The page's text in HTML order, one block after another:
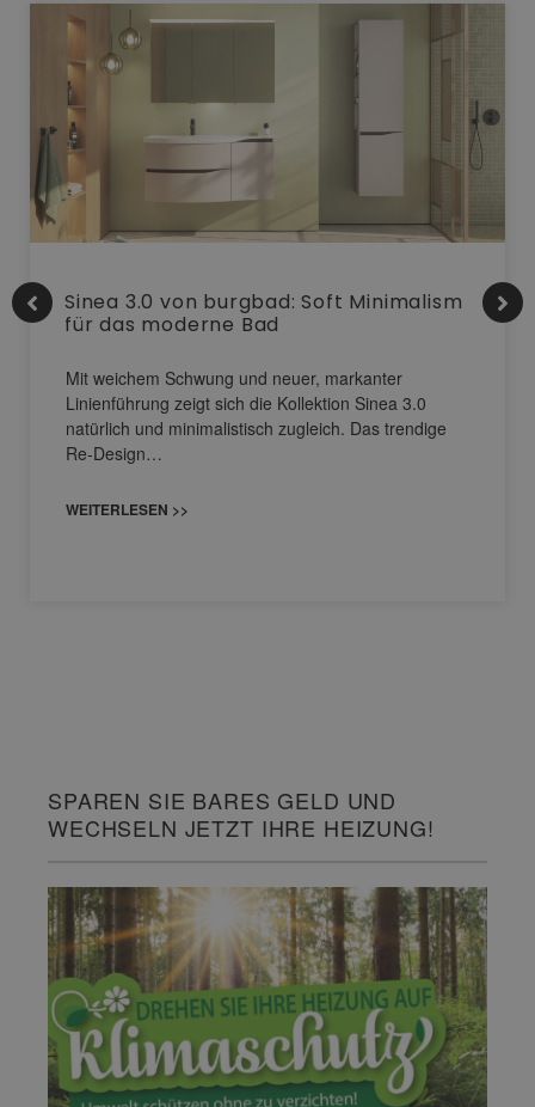
Sinea 3.0 von burgbad: Soft Minimalism
für das moderne Bad
Mit weichem Schwung und neuer, markanter
Linienführung zeigt sich die Kollektion Sinea 3.0
natürlich und minimalistisch zugleich. Das trendige
Re-Design…
WEITERLESEN >>
SPAREN SIE BARES GELD UND
WECHSELN JETZT IHRE HEIZUNG!